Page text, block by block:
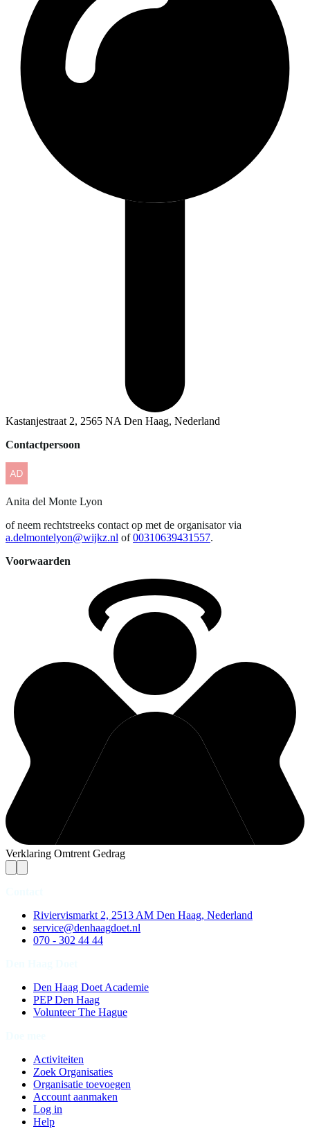
Kastanjestraat 2, 2565 NA Den Haag, Nederland
Contactpersoon
Anita del Monte Lyon
of neem rechtstreeks contact op met de organisator via
a.delmontelyon@wijkz.nl of 00310639431557.
Voorwaarden
Verklaring Omtrent Gedrag
Riviervismarkt 2, 2513 AM Den Haag, Nederland
service@denhaagdoet.nl
070 - 302 44 44
Den Haag Doet Academie
PEP Den Haag
Volunteer The Hague
Activiteiten
Zoek Organisaties
Organisatie toevoegen
Account aanmaken
Log in
Help